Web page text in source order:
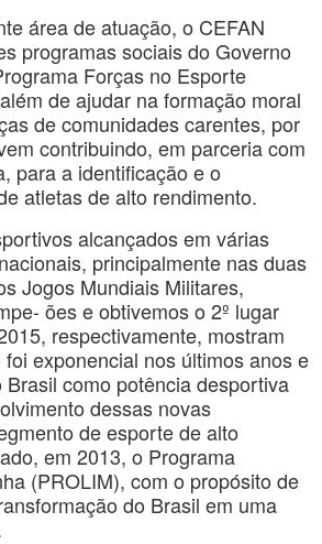
área de atuação, o CEFAN
programas sociais do Governo
Forças no Esporte
de ajudar na formação moral
de comunidades carentes, por
contribuindo, em parceria com
para a identificação e o
atletas de alto rendimento.
alcançados em várias
principalmente nas duas
Jogos Mundiais Militares,
ões e obtivemos o 2º lugar
respectivamente, mostram
exponencial nos últimos anos e
como potência desportiva
dessas novas
de esporte de alto
em 2013, o Programa
(PROLIM), com o propósito de
do Brasil em uma